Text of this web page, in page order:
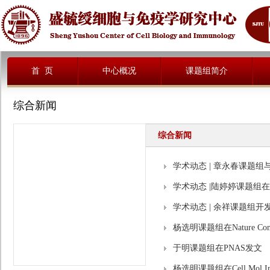
首 页 中心概况 课题组简介
综合新闻
综合新闻
学术动态 | 章永春课题组
学术动态 |陆婷婷课题组
学术动态 | 余祥课题组开
杨选明课题组在Nature
于明课题组在PNAS发文